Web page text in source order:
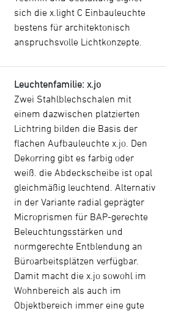
sich die x.light C Einbauleuchte
bestens für architektonisch
anspruchsvolle Lichtkonzepte.
Leuchtenfamilie: x.jo
Zwei Stahlblechschalen mit
einem dazwischen platzierten
Lichtring bilden die Basis der
flachen Aufbauleuchte x.jo. Den
Dekorring gibt es farbig oder
weiß. die Abdeckscheibe ist opal
gleichmäßig leuchtend. Alternativ
in der Variante radial geprägter
Microprismen für BAP-gerechte
Beleuchtungsstärken und
normgerechte Entblendung an
Büroarbeitsplätzen verfügbar.
Damit macht die x.jo sowohl im
Wohnbereich als auch im
Objektbereich immer eine gute